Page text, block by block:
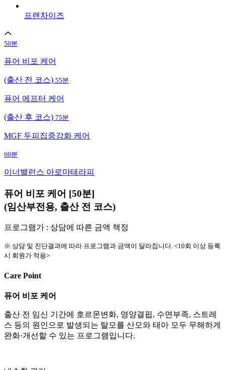
프랜차이즈
50분
퓨어 비포 케어
(출산 전 코스) 55분
퓨어 에프터 케어
(출산 후 코스) 75분
MGF 두피집중강화 케어
60분
이너밸런스 아로마테라피
퓨어 비포 케어 [50분]
(임산부전용, 출산 전 코스)
프로그램가 : 상담에 따른 금액 책정
※ 상담 및 진단결과에 따라 프로그램과 금액이 달라집니다. <10회 이상 등록
시 회원가 적용>
Care Point
퓨어 비포 케어
출산 전 임신 기간에 호르몬변화, 영양결핍, 수면부족, 스트레
스 등의 원인으로 발생되는 탈모를 산모와 태아 모두 무해하게
완화·개선할 수 있는 프로그램입니다.